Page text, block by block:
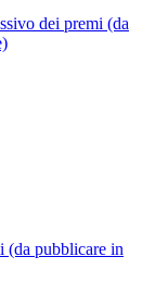
dei premi (da
(da pubblicare in